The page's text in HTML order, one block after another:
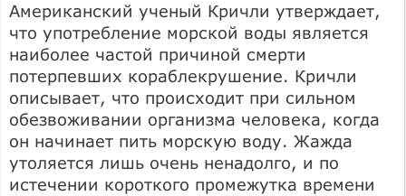
Американский ученый Кричли утверждает,
что употребление морской воды является
наиболее частой причиной смерти
потерпевших кораблекрушение. Кричли
описывает, что происходит при сильном
обезвоживании организма человека, когда
он начинает пить морскую воду. Жажда
утоляется лишь очень ненадолго, и по
истечении короткого промежутка времени